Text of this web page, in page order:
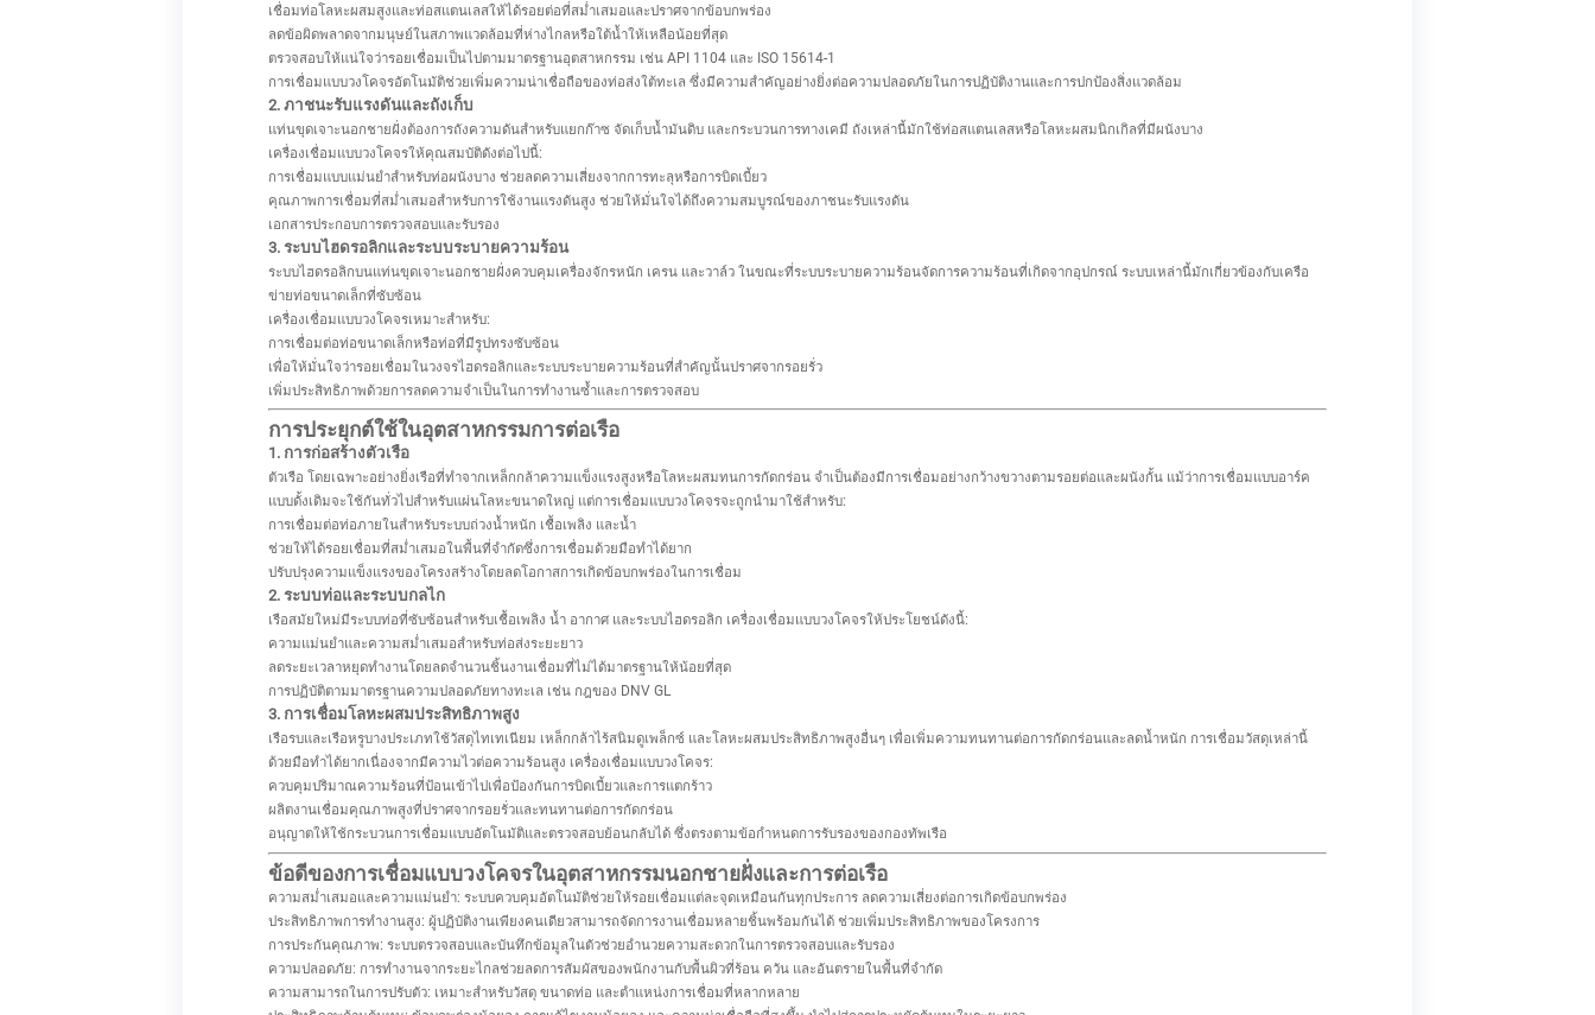
เชื่อมท่อโลหะผสมสูงและท่อสแตนเลสให้ได้รอยต่อที่สม่ำเสมอและปราศจากข้อบกพร่อง
ลดข้อผิดพลาดจากมนุษย์ในสภาพแวดล้อมที่ห่างไกลหรือใต้น้ำให้เหลือน้อยที่สุด
ตรวจสอบให้แน่ใจว่ารอยเชื่อมเป็นไปตามมาตรฐานอุตสาหกรรม เช่น API 1104 และ ISO 15614-1
การเชื่อมแบบวงโคจรอัตโนมัติช่วยเพิ่มความน่าเชื่อถือของท่อส่งใต้ทะเล ซึ่งมีความสำคัญอย่างยิ่งต่อความปลอดภัยในการปฏิบัติงานและการปกป้องสิ่งแวดล้อม
2. ภาชนะรับแรงดันและถังเก็บ
แท่นขุดเจาะนอกชายฝั่งต้องการถังความดันสำหรับแยกก๊าซ จัดเก็บน้ำมันดิบ และกระบวนการทางเคมี ถังเหล่านี้มักใช้ท่อสแตนเลสหรือโลหะผสมนิกเกิลที่มีผนังบาง
เครื่องเชื่อมแบบวงโคจรให้คุณสมบัติดังต่อไปนี้:
การเชื่อมแบบแม่นยำสำหรับท่อผนังบาง ช่วยลดความเสี่ยงจากการทะลุหรือการบิดเบี้ยว
คุณภาพการเชื่อมที่สม่ำเสมอสำหรับการใช้งานแรงดันสูง ช่วยให้มั่นใจได้ถึงความสมบูรณ์ของภาชนะรับแรงดัน
เอกสารประกอบการตรวจสอบและรับรอง
3. ระบบไฮดรอลิกและระบบระบายความร้อน
ระบบไฮดรอลิกบนแท่นขุดเจาะนอกชายฝั่งควบคุมเครื่องจักรหนัก เครน และวาล์ว ในขณะที่ระบบระบายความร้อนจัดการความร้อนที่เกิดจากอุปกรณ์ ระบบเหล่านี้มักเกี่ยวข้องกับเครือ
ข่ายท่อขนาดเล็กที่ซับซ้อน
เครื่องเชื่อมแบบวงโคจรเหมาะสำหรับ:
การเชื่อมต่อท่อขนาดเล็กหรือท่อที่มีรูปทรงซับซ้อน
เพื่อให้มั่นใจว่ารอยเชื่อมในวงจรไฮดรอลิกและระบบระบายความร้อนที่สำคัญนั้นปราศจากรอยรั่ว
เพิ่มประสิทธิภาพด้วยการลดความจำเป็นในการทำงานซ้ำและการตรวจสอบ
การประยุกต์ใช้ในอุตสาหกรรมการต่อเรือ
1. การก่อสร้างตัวเรือ
ตัวเรือ โดยเฉพาะอย่างยิ่งเรือที่ทำจากเหล็กกล้าความแข็งแรงสูงหรือโลหะผสมทนการกัดกร่อน จำเป็นต้องมีการเชื่อมอย่างกว้างขวางตามรอยต่อและผนังกั้น แม้ว่าการเชื่อมแบบอาร์ค
แบบดั้งเดิมจะใช้กันทั่วไปสำหรับแผ่นโลหะขนาดใหญ่ แต่การเชื่อมแบบวงโคจรจะถูกนำมาใช้สำหรับ:
การเชื่อมต่อท่อภายในสำหรับระบบถ่วงน้ำหนัก เชื้อเพลิง และน้ำ
ช่วยให้ได้รอยเชื่อมที่สม่ำเสมอในพื้นที่จำกัดซึ่งการเชื่อมด้วยมือทำได้ยาก
ปรับปรุงความแข็งแรงของโครงสร้างโดยลดโอกาสการเกิดข้อบกพร่องในการเชื่อม
2. ระบบท่อและระบบกลไก
เรือสมัยใหม่มีระบบท่อที่ซับซ้อนสำหรับเชื้อเพลิง น้ำ อากาศ และระบบไฮดรอลิก เครื่องเชื่อมแบบวงโคจรให้ประโยชน์ดังนี้:
ความแม่นยำและความสม่ำเสมอสำหรับท่อส่งระยะยาว
ลดระยะเวลาหยุดทำงานโดยลดจำนวนชิ้นงานเชื่อมที่ไม่ได้มาตรฐานให้น้อยที่สุด
การปฏิบัติตามมาตรฐานความปลอดภัยทางทะเล เช่น กฎของ DNV GL
3. การเชื่อมโลหะผสมประสิทธิภาพสูง
เรือรบและเรือหรูบางประเภทใช้วัสดุไทเทเนียม เหล็กกล้าไร้สนิมดูเพล็กซ์ และโลหะผสมประสิทธิภาพสูงอื่นๆ เพื่อเพิ่มความทนทานต่อการกัดกร่อนและลดน้ำหนัก การเชื่อมวัสดุเหล่านี้
ด้วยมือทำได้ยากเนื่องจากมีความไวต่อความร้อนสูง เครื่องเชื่อมแบบวงโคจร:
ควบคุมปริมาณความร้อนที่ป้อนเข้าไปเพื่อป้องกันการบิดเบี้ยวและการแตกร้าว
ผลิตงานเชื่อมคุณภาพสูงที่ปราศจากรอยรั่วและทนทานต่อการกัดกร่อน
อนุญาตให้ใช้กระบวนการเชื่อมแบบอัตโนมัติและตรวจสอบย้อนกลับได้ ซึ่งตรงตามข้อกำหนดการรับรองของกองทัพเรือ
ข้อดีของการเชื่อมแบบวงโคจรในอุตสาหกรรมนอกชายฝั่งและการต่อเรือ
ความสม่ำเสมอและความแม่นยำ: ระบบควบคุมอัตโนมัติช่วยให้รอยเชื่อมแต่ละจุดเหมือนกันทุกประการ ลดความเสี่ยงต่อการเกิดข้อบกพร่อง
ประสิทธิภาพการทำงานสูง: ผู้ปฏิบัติงานเพียงคนเดียวสามารถจัดการงานเชื่อมหลายชิ้นพร้อมกันได้ ช่วยเพิ่มประสิทธิภาพของโครงการ
การประกันคุณภาพ: ระบบตรวจสอบและบันทึกข้อมูลในตัวช่วยอำนวยความสะดวกในการตรวจสอบและรับรอง
ความปลอดภัย: การทำงานจากระยะไกลช่วยลดการสัมผัสของพนักงานกับพื้นผิวที่ร้อน ควัน และอันตรายในพื้นที่จำกัด
ความสามารถในการปรับตัว: เหมาะสำหรับวัสดุ ขนาดท่อ และตำแหน่งการเชื่อมที่หลากหลาย